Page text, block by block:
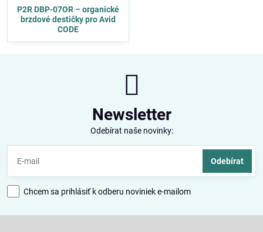
P2R DBP-07OR – organické
brzdové destičky pro Avid
CODE
Newsletter
Odebírat naše novinky:
Odebírat
Chcem sa prihlásiť k odberu noviniek e-mailom